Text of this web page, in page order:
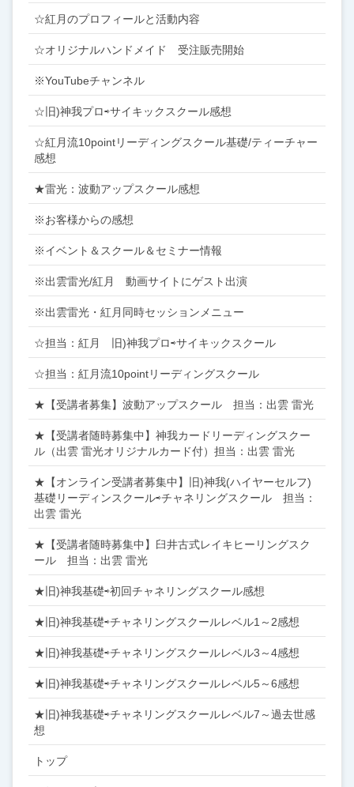
☆紅月のプロフィールと活動内容
☆オリジナルハンドメイド 受注販売開始
※YouTubeチャンネル
☆旧)神我プロ⇨サイキックスクール感想
☆紅月流10pointリーディングスクール基礎/ティーチャー
感想
★雷光：波動アップスクール感想
※お客様からの感想
※イベント＆スクール＆セミナー情報
※出雲雷光/紅月 動画サイトにゲスト出演
※出雲雷光・紅月同時セッションメニュー
☆担当：紅月 旧)神我プロ⇨サイキックスクール
☆担当：紅月流10pointリーディングスクール
★【受講者募集】波動アップスクール 担当：出雲 雷光
★【受講者随時募集中】神我カードリーディングスクー
ル（出雲 雷光オリジナルカード付）担当：出雲 雷光
★【オンライン受講者募集中】旧)神我(ハイヤーセルフ)
基礎リーディンスクール⇨チャネリングスクール 担当：
出雲 雷光
★【受講者随時募集中】臼井古式レイキヒーリングスク
ール 担当：出雲 雷光
★旧)神我基礎⇨初回チャネリングスクール感想
★旧)神我基礎⇨チャネリングスクールレベル1～2感想
★旧)神我基礎⇨チャネリングスクールレベル3～4感想
★旧)神我基礎⇨チャネリングスクールレベル5～6感想
★旧)神我基礎⇨チャネリングスクールレベル7～過去世感
想
トップ